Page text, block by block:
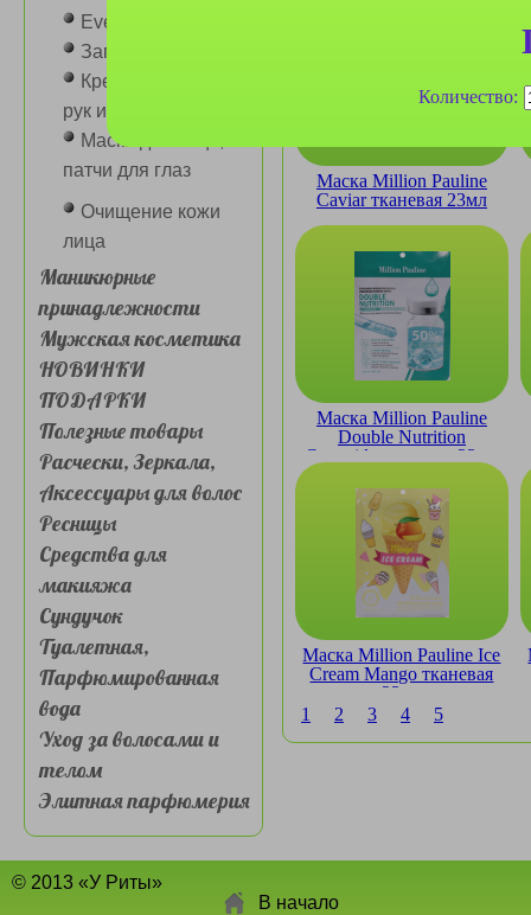
Количество:
Eveline крема
Загарная серия
Крема для лица,
рук и ног разные
Маски для лица,
патчи для глаз
Очищение кожи
лица
Маникюрные
принадлежности
Мужская косметика
НОВИНКИ
ПОДАРКИ
Полезные товары
Расчески, Зеркала,
Аксессуары для волос
Ресницы
Средства для
макияжа
Сундучок
Туалетная,
Парфюмированная
вода
Уход за волосами и
телом
Элитная парфюмерия
Маска Million Pauline
Caviar тканевая 23мл
Маска Million Pauline
Double Nutrition
Ceramide тканевая 23мл
Маска Million Pauline Ice
Cream Mango тканевая
23мл
1 2 3 4 5
© 2013 «У Риты»
В начало